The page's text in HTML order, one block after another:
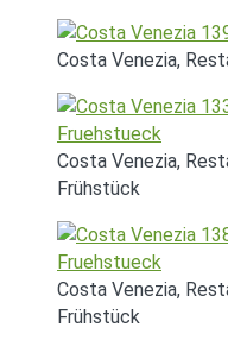
Costa Venezia,
Costa Venezia,
Frühstück
Costa Venezia,
Frühstück